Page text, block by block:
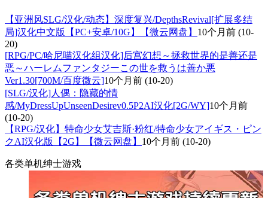
【亚洲风SLG/汉化/动态】深度复兴/DepthsRevival[扩展多结
局]汉化中文版【PC+安卓/10G】【微云网盘】 10个月前 (10-
20)
[RPG/PC/哈尼喵汉化组汉化]后宫幻想～拯救世界的是善还是
恶～ハーレムファンタジーこの世を救うは善か悪
Ver1.30[700M/百度微云]10个月前 (10-20)
[SLG/汉化]人偶：隐藏的情
感/MyDressUpUnseenDesirev0.5P2AI汉化[2G/WY]10个月前
(10-20)
【RPG/汉化】特命少女艾吉斯·粉红/特命少女アイギス・ピン
クAI汉化版【2G】【微云网盘】 10个月前 (10-20)
各类单机绅士游戏